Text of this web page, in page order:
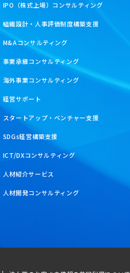
IPO（株式上場）コンサルティング
組織設計・人事評価制度構築支援
M&Aコンサルティング
事業承継コンサルティング
海外事業コンサルティング
経営サポート
スタートアップ・ベンチャー支援
SDGs経営構築支援
ICT/DXコンサルティング
人材紹介サービス
人材開発コンサルティング